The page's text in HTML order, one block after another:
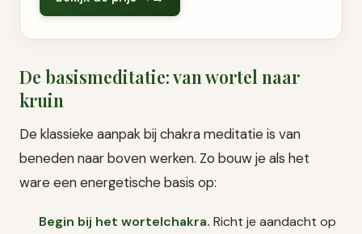
De basismeditatie: van wortel naar
kruin
De klassieke aanpak bij chakra meditatie is van
beneden naar boven werken. Zo bouw je als het
ware een energetische basis op:
Begin bij het wortelchakra. Richt je aandacht op